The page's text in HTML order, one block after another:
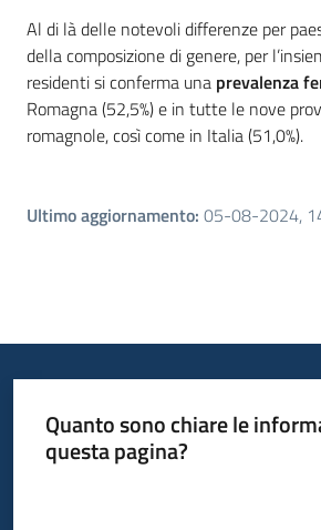
Al di là delle notevoli differenze per
della composizione di genere, per
residenti si conferma una prevalenza
Romagna (52,5%) e in tutte le nove
romagnole, così come in Italia (51,0%).
Ultimo aggiornamento: 05-08-2024,
Quanto sono chiare le
questa pagina?